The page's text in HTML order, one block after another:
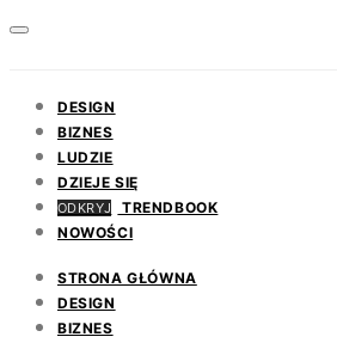
DESIGN
BIZNES
LUDZIE
DZIEJE SIĘ
ODKRYJ
TRENDBOOK
NOWOŚCI
STRONA GŁÓWNA
DESIGN
BIZNES